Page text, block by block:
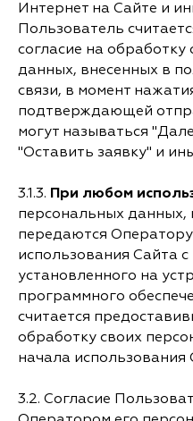
Интернет на Сайте и
Пользователь
согласие на
данных, внесенных в
связи, в момент
подтверждающей
могут называться
"Оставить заявку" и
3.1.3. При любом
персональных данных,
передаются
использования Сайта
установленного на
программного
считается
обработку своих
начала использования
3.2. Согласие